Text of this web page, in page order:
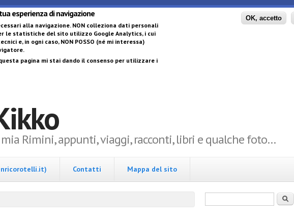
esperienza di navigazione
alla navigazione.NON colleziona dati personali
le statistiche del sito utilizzo Google Analytics, i cui
e, in ogni caso, NON POSSO (né mi interessa)
.
pagina mi stai dando il consenso per utilizzare i
OK, accetto
Salta al contenuto principale
Rimini, appunti, viaggi, racconti, libri e qualche foto…
Contatti Mappa del sito
Cerca